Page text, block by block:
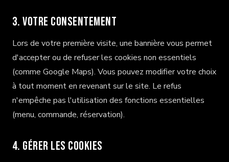
3. Votre consentement
Lors de votre première visite, une bannière vous permet
d'accepter ou de refuser les cookies non essentiels
(comme Google Maps). Vous pouvez modifier votre choix
à tout moment en revenant sur le site. Le refus
n'empêche pas l'utilisation des fonctions essentielles
(menu, commande, réservation).
4. Gérer les cookies